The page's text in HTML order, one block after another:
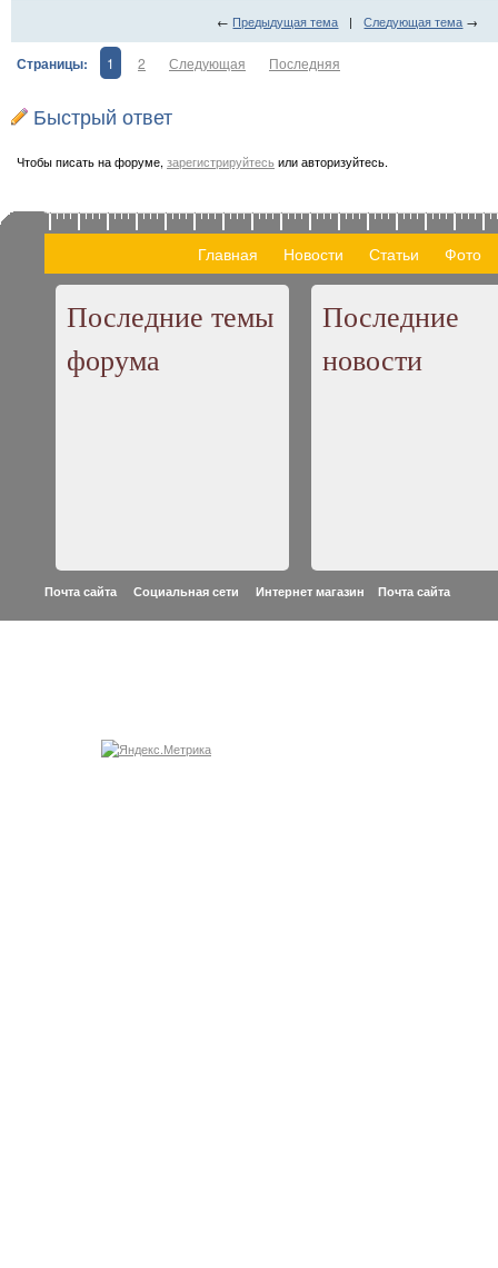
← Предыдущая тема | Следующая тема →
Страницы: 1 2 Следующая Последняя
Быстрый ответ
Чтобы писать на форуме, зарегистрируйтесьили авторизуйтесь.
Главная Новости Статьи Фото
Последние темы
форума
Последние
новости
Почта сайта Социальная сети Интернет магазин Почта сайта